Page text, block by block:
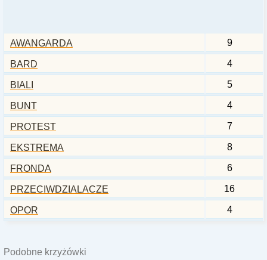
AWANGARDA 9
BARD 4
BIALI 5
BUNT 4
PROTEST 7
EKSTREMA 8
FRONDA 6
PRZECIWDZIALACZE 16
OPOR 4
Podobne krzyżówki